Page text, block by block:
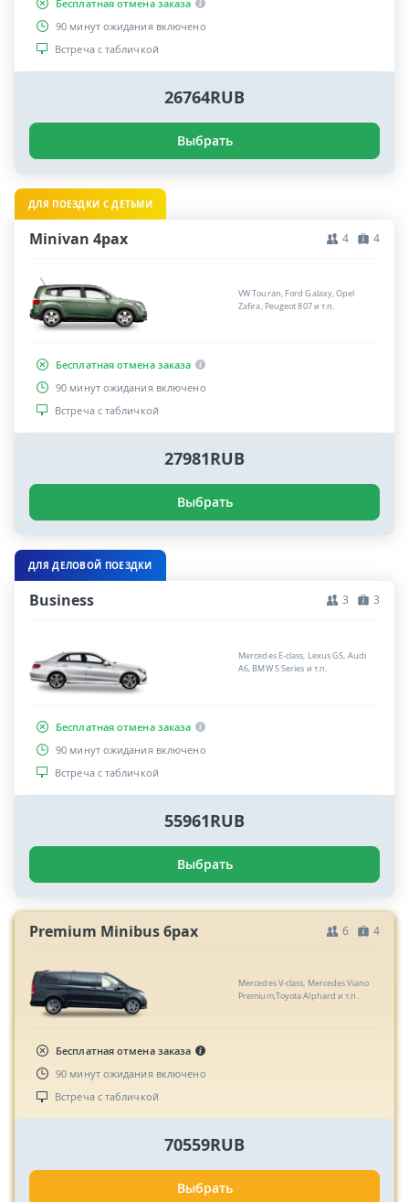
Бесплатная отмена заказа
90 минут ожидания включено
Встреча с табличкой
26764RUB
Выбрать
ДЛЯ ПОЕЗДКИ С ДЕТЬМИ
Minivan 4pax 4 4
VW Touran, Ford Galaxy, Opel
Zafira, Peugeot 807 и т.п.
Бесплатная отмена заказа
90 минут ожидания включено
Встреча с табличкой
27981RUB
Выбрать
ДЛЯ ДЕЛОВОЙ ПОЕЗДКИ
Business 3 3
Mercedes E-class, Lexus GS, Audi
A6, BMW 5 Series и т.п.
Бесплатная отмена заказа
90 минут ожидания включено
Встреча с табличкой
55961RUB
Выбрать
Premium Minibus 6pax 6 4
Mercedes V-class, Mercedes Viano
Premium,Toyota Alphard и т.п.
Бесплатная отмена заказа
90 минут ожидания включено
Встреча с табличкой
70559RUB
Выбрать